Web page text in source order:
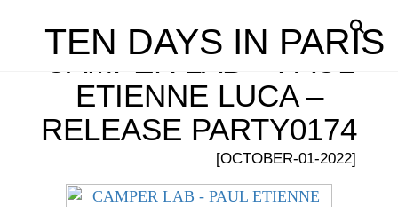
TEN DAYS IN PARIS
CAMPER LAB – PAUL
ETIENNE LUCA –
RELEASE PARTY0174
[OCTOBER-01-2022]